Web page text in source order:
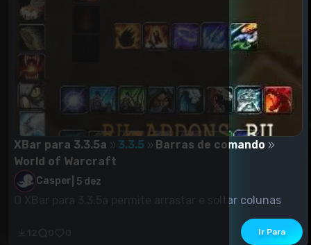
XBar para 3.3.5a 3.3.5
Barras de comando
World of Warcraft
Casper 5 dez
O XBar para 3.3.5a permite arrastar e soltar colunas
Ir Para